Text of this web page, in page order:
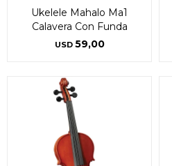
Ukelele Mahalo Ma1
Calavera Con Funda
USD 59,00